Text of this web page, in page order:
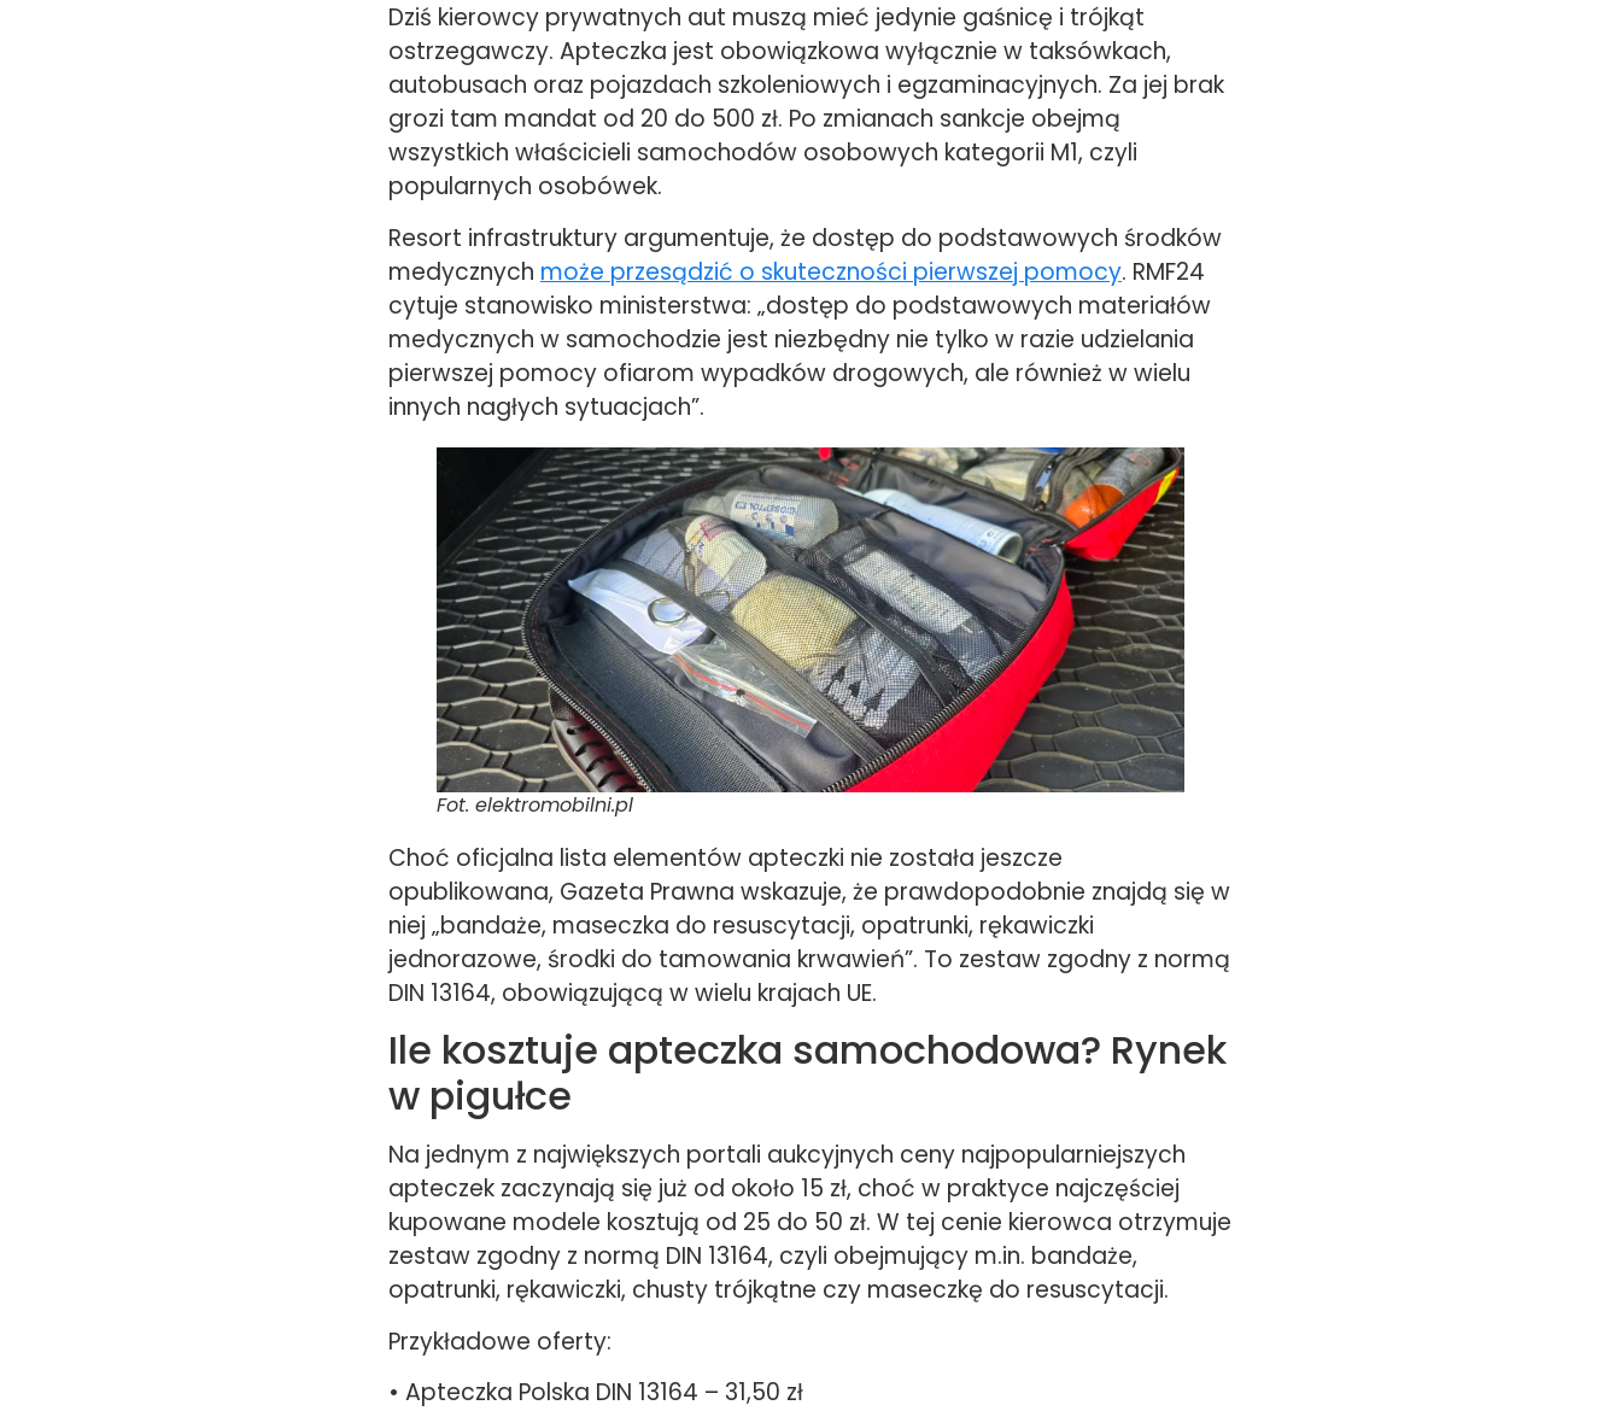
Dziś kierowcy prywatnych aut muszą mieć jedynie gaśnicę i trójkąt
ostrzegawczy. Apteczka jest obowiązkowa wyłącznie w taksówkach,
autobusach oraz pojazdach szkoleniowych i egzaminacyjnych. Za jej brak
grozi tam mandat od 20 do 500 zł. Po zmianach sankcje obejmą
wszystkich właścicieli samochodów osobowych kategorii M1, czyli
popularnych osobówek.
Resort infrastruktury argumentuje, że dostęp do podstawowych środków
medycznych może przesądzić o skuteczności pierwszej pomocy. RMF24
cytuje stanowisko ministerstwa: „dostęp do podstawowych materiałów
medycznych w samochodzie jest niezbędny nie tylko w razie udzielania
pierwszej pomocy ofiarom wypadków drogowych, ale również w wielu
innych nagłych sytuacjach”.
Fot. elektromobilni.pl
Choć oficjalna lista elementów apteczki nie została jeszcze
opublikowana, Gazeta Prawna wskazuje, że prawdopodobnie znajdą się w
niej „bandaże, maseczka do resuscytacji, opatrunki, rękawiczki
jednorazowe, środki do tamowania krwawień”. To zestaw zgodny z normą
DIN 13164, obowiązującą w wielu krajach UE.
Ile kosztuje apteczka samochodowa? Rynek
w pigułce
Na jednym z największych portali aukcyjnych ceny najpopularniejszych
apteczek zaczynają się już od około 15 zł, choć w praktyce najczęściej
kupowane modele kosztują od 25 do 50 zł. W tej cenie kierowca otrzymuje
zestaw zgodny z normą DIN 13164, czyli obejmujący m.in. bandaże,
opatrunki, rękawiczki, chusty trójkątne czy maseczkę do resuscytacji.
Przykładowe oferty:
• Apteczka Polska DIN 13164 – 31,50 zł